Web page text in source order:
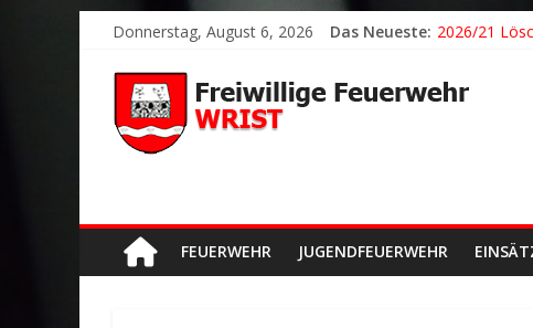
Donnerstag, August 6, 2026 Das Neueste: 2026/21
2026/23 TH
2026/22 TH
FEUERWEHR JUGENDFEUERWEHR